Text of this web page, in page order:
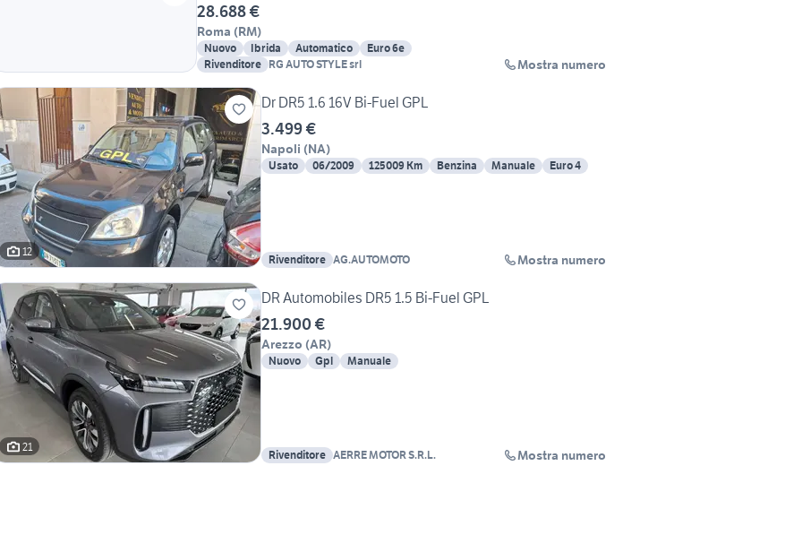
28.688 €
Roma (RM)
Nuovo Ibrida Automatico
Euro 6e
Rivenditore RG AUTO STYLE srl Mostra numero
12
Dr DR5 1.6 16V Bi-Fuel GPL
3.499 €
Napoli (NA)
Usato 06/2009 125009 Km Benzina Manuale Euro 4
Rivenditore AG.AUTOMOTO Mostra numero
21
DR Automobiles DR5 1.5 Bi-Fuel GPL
21.900 €
Arezzo (AR)
Nuovo Gpl Manuale
Rivenditore AERRE MOTOR S.R.L. Mostra numero